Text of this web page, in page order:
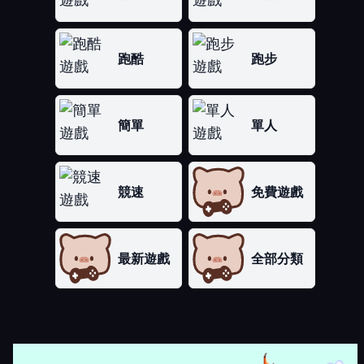
跑酷 跑步
簡單 單人
競速 免費遊戲
最新遊戲 全部分類